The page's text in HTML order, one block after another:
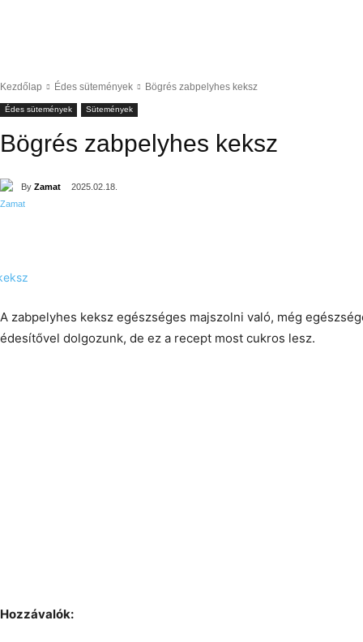
Kezdőlap Édes sütemények Bögrés zabpelyhes keksz
Édes sütemények Sütemények
Bögrés zabpelyhes keksz
By Zamat 2025.02.18.
A zabpelyhes keksz egészséges majszolni való, még
édesítővel dolgozunk, de ez a recept most cukros lesz.
Hozzávalók: